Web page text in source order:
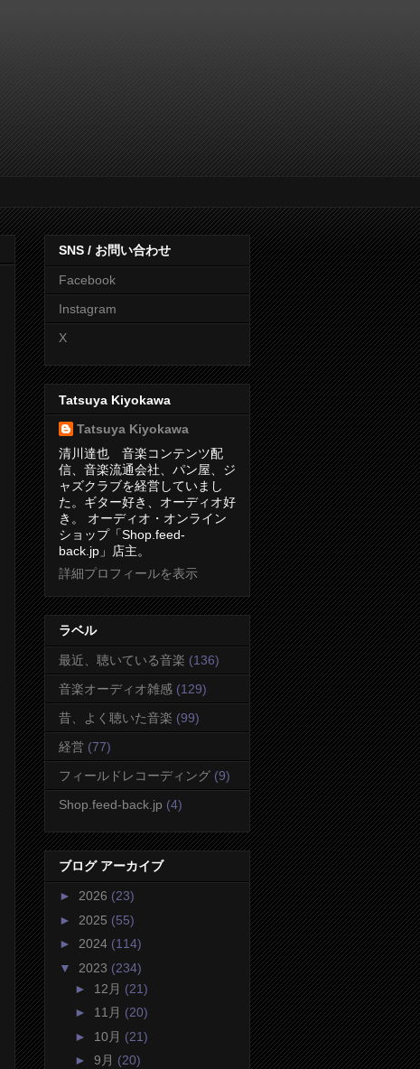
SNS / お問い合わせ
Facebook
Instagram
X
Tatsuya Kiyokawa
Tatsuya Kiyokawa
清川達也 音楽コンテンツ配
信、音楽流通会社、パン屋、ジ
ャズクラブを経営していまし
た。ギター好き、オーディオ好
き。 オーディオ・オンライン
ショップ「Shop.feed-
back.jp」店主。
詳細プロフィールを表示
ラベル
最近、聴いている音楽 (136)
音楽オーディオ雑感 (129)
昔、よく聴いた音楽 (99)
経営 (77)
フィールドレコーディング (9)
Shop.feed-back.jp (4)
ブログ アーカイブ
► 2026 (23)
► 2025 (55)
► 2024 (114)
▼ 2023 (234)
► 12月 (21)
► 11月 (20)
► 10月 (21)
► 9月 (20)